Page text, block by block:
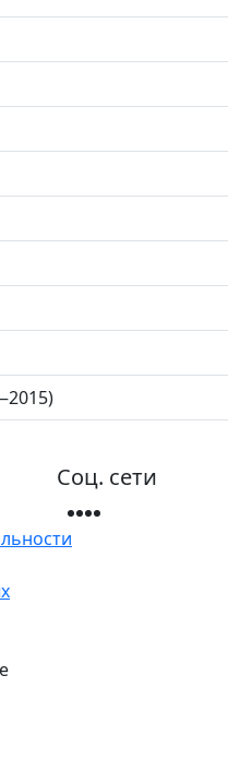
Соц. сети